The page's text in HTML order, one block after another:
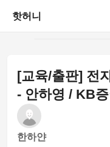
핫허니
게시판
[교육/출판] 전
- 안하영 / KB
한하얀